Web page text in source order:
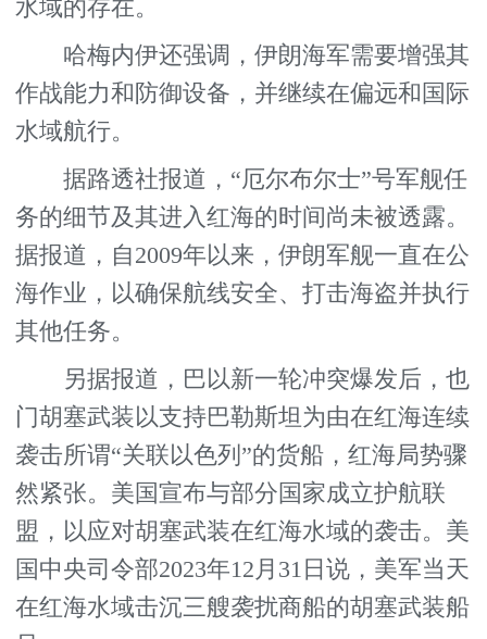
水域的存在。
哈梅内伊还强调，伊朗海军需要增强其
作战能力和防御设备，并继续在偏远和国际
水域航行。
据路透社报道，“厄尔布尔士”号军舰任
务的细节及其进入红海的时间尚未被透露。
据报道，自2009年以来，伊朗军舰一直在公
海作业，以确保航线安全、打击海盗并执行
其他任务。
另据报道，巴以新一轮冲突爆发后，也
门胡塞武装以支持巴勒斯坦为由在红海连续
袭击所谓“关联以色列”的货船，红海局势骤
然紧张。美国宣布与部分国家成立护航联
盟，以应对胡塞武装在红海水域的袭击。美
国中央司令部2023年12月31日说，美军当天
在红海水域击沉三艘袭扰商船的胡塞武装船